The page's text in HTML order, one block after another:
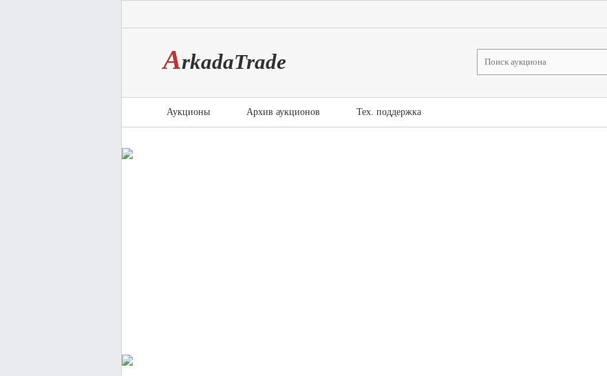
ArkadaTrade
Аукционы Архив аукционов Тех. поддержка